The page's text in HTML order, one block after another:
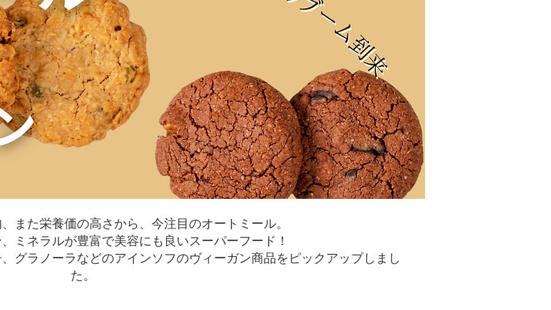
また栄養価の高さから、今注目のオートミール。
​、ミネラルが豊富で美容にも良いスーパーフード！
グラノーラなどのアインソフのヴィーガン商品をピックアップしまし
た。